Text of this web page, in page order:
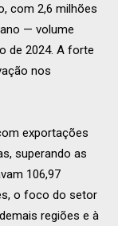
com 2,6 milhões
— volume
de 2024. A forte
nos
exportações
superando as
106,97
o foco do setor
regiões e à